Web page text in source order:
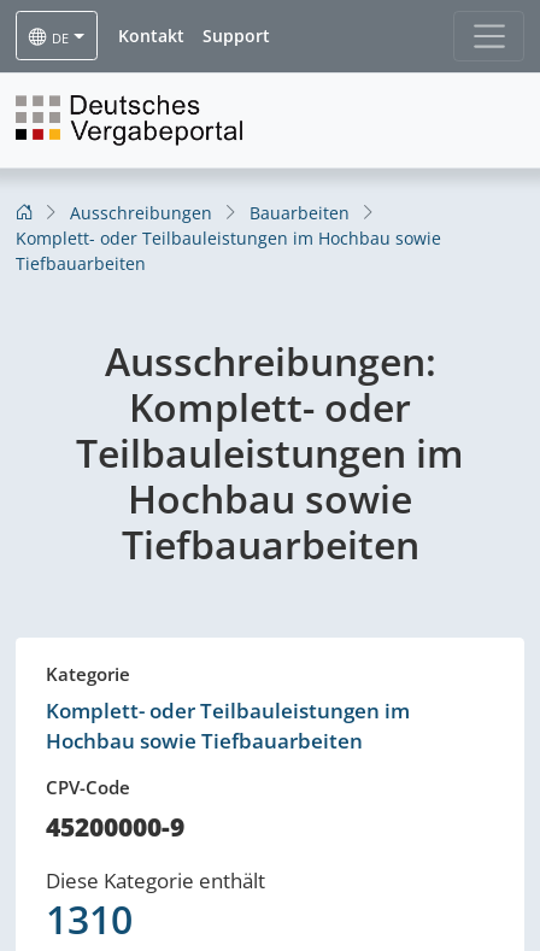
DE Kontakt Support
Ausschreibungen
Bauarbeiten
Komplett- oder Teilbauleistungen im Hochbau sowie
Tiefbauarbeiten
Ausschreibungen:
Komplett- oder
Teilbauleistungen im
Hochbau sowie
Tiefbauarbeiten
Kategorie
Komplett- oder Teilbauleistungen im
Hochbau sowie Tiefbauarbeiten
CPV-Code
45200000-9
Diese Kategorie enthält
1310